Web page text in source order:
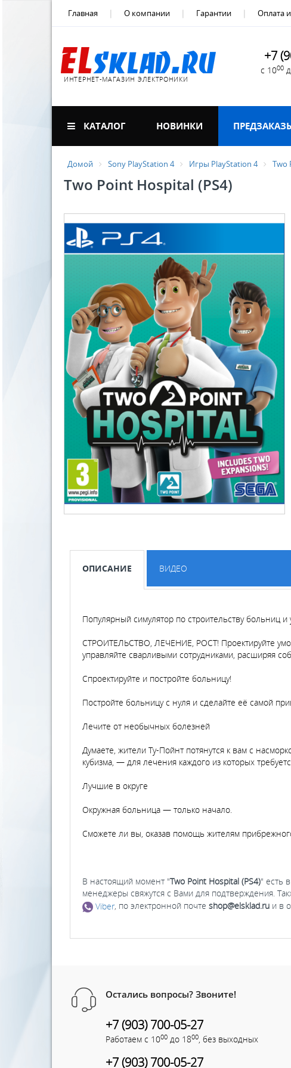
Главная О компании Гарантии Оплата
ИНТЕРНЕТ-МАГАЗИН ЭЛЕКТРОНИКИ
+7
с 1000
КАТАЛОГ НОВИНКИ
Домой Sony PlayStation 4 Игры PlayStation 4 Two
Two Point Hospital (PS4)
ОПИСАНИЕ ВИДЕО
Популярный симулятор по строительству больниц
СТРОИТЕЛЬСТВО, ЛЕЧЕНИЕ, РОСТ! Проектируйте
управляйте сварливыми сотрудниками, расширяя
Спроектируйте и постройте больницу!
Постройте больницу с нуля и сделайте её самой
Лечите от необычных болезней
Думаете, жители Ту-Пойнт потянутся к вам с
кубизма, — для лечения каждого из которых
Лучшие в округе
Окружная больница — только начало.
Сможете ли вы, оказав помощь жителям
В настоящий момент "Two Point Hospital (PS4)" есть
менеджеры свяжутся с Вами для подтверждения.
Viber, по электронной почте shop@elsklad.ru и в
Остались вопросы? Звоните!
+7 (903) 700-05-27
Работаем с 1000 до 1800, без выходных
+7 (903) 700-05-27